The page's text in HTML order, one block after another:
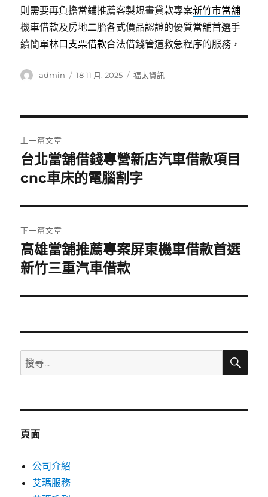
則需要再負擔當鋪推薦客製規畫貸款專案新竹市當舖
機車借款及房地二胎各式價品認證的優質當舖首選手
續簡單林口支票借款合法借錢管道救急程序的服務，
作
admin
發
18 11 月, 2025
分
福太資訊
章
導
覽
上一篇文章
上
一
文
章:
台北當舖借錢專營新店汽車借款項目
cnc車床的電腦割字
下一篇文章
下
一
文
高雄當舖推薦專案屏東機車借款首選
新竹三重汽車借款
搜
尋
鍵
搜
頁面
公司介紹
艾瑪服務